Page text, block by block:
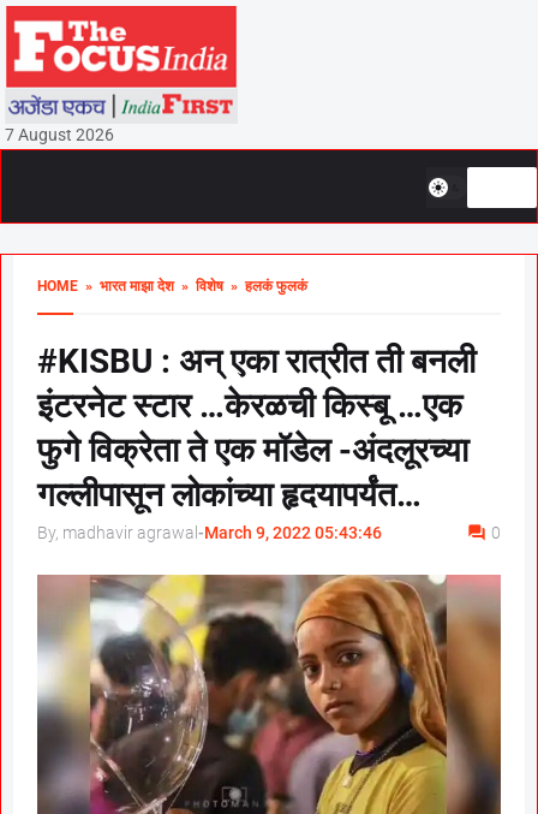
7 August 2026
HOME » भारत माझा देश» विशेष» हलकं फुलकं
#KISBU : अन् एका रात्रीत ती बनली
इंटरनेट स्टार …केरळची किस्बू …एक
फुगे विक्रेता ते एक मॉडेल -अंदलूरच्या
गल्लीपासून लोकांच्या हृदयापर्यंत…
By, madhavir agrawal -March 9, 2022 05:43:46 0